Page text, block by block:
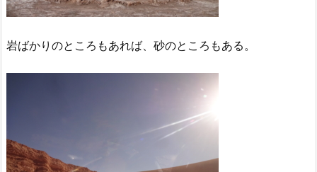
岩ばかりのところもあれば、砂のところもある。